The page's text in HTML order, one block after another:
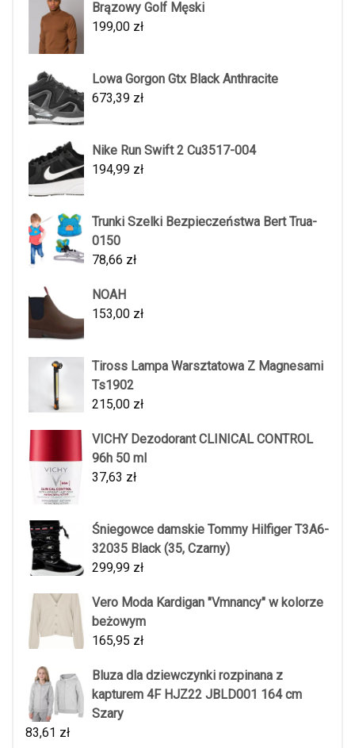
Brązowy Golf Męski
199,00 zł
Lowa Gorgon Gtx Black Anthracite
673,39 zł
Nike Run Swift 2 Cu3517-004
194,99 zł
Trunki Szelki Bezpieczeństwa Bert Trua-
0150
78,66 zł
NOAH
153,00 zł
Tiross Lampa Warsztatowa Z Magnesami
Ts1902
215,00 zł
VICHY Dezodorant CLINICAL CONTROL
96h 50 ml
37,63 zł
Śniegowce damskie Tommy Hilfiger T3A6-
32035 Black (35, Czarny)
299,99 zł
Vero Moda Kardigan "Vmnancy" w kolorze
beżowym
165,95 zł
Bluza dla dziewczynki rozpinana z
kapturem 4F HJZ22 JBLD001 164 cm
Szary
83,61 zł